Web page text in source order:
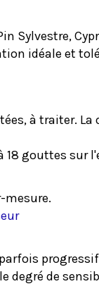
Sylvestre,
idéale et
à traiter.
18 gouttes sur
mesure.
degré de